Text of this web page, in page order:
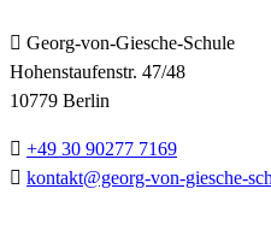
Georg-von-Giesche-Schule
Hohenstaufenstr. 47/48
10779 Berlin
+49 30 90277 7169
kontakt@georg-von-giesche-